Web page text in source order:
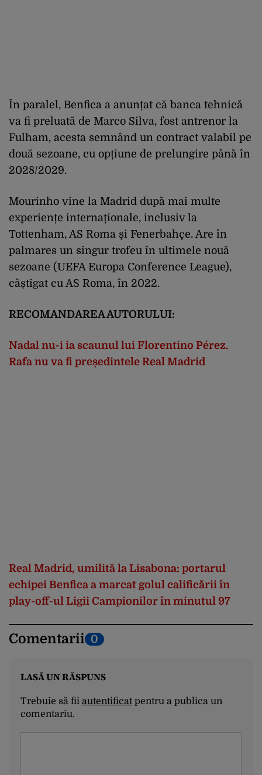
În paralel, Benfica a anunțat că banca tehnică
va fi preluată de Marco Silva, fost antrenor la
Fulham, acesta semnând un contract valabil pe
două sezoane, cu opțiune de prelungire până în
2028/2029.
Mourinho vine la Madrid după mai multe
experiențe internaționale, inclusiv la
Tottenham, AS Roma și Fenerbahçe. Are în
palmares un singur trofeu în ultimele nouă
sezoane (UEFA Europa Conference League),
câștigat cu AS Roma, în 2022.
RECOMANDAREA AUTORULUI:
Nadal nu-i ia scaunul lui Florentino Pérez.
Rafa nu va fi președintele Real Madrid
Real Madrid, umilită la Lisabona: portarul
echipei Benfica a marcat golul calificării în
play-off-ul Ligii Campionilor în minutul 97
Comentarii 0
LASĂ UN RĂSPUNS
Trebuie să fii autentificatpentru a publica un
comentariu.